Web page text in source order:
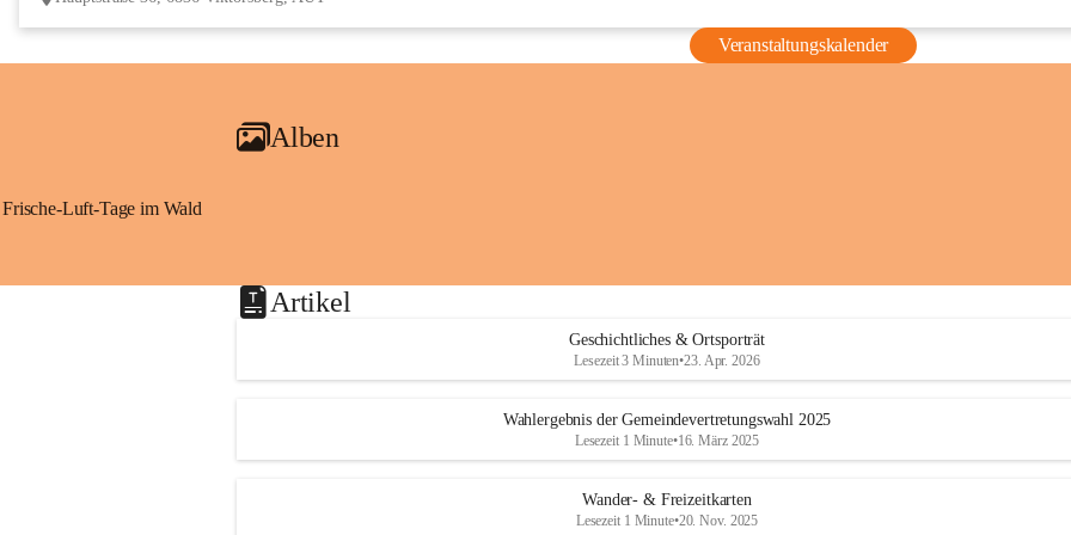
Veranstaltungskalender
Alben
Frische-Luft-Tage im Wald
Artikel
Geschichtliches & Ortsporträt
Lesezeit 3 Minuten•23. Apr. 2026
Wahlergebnis der Gemeindevertretungswahl 2025
Lesezeit 1 Minute•16. März 2025
Wander- & Freizeitkarten
Lesezeit 1 Minute•20. Nov. 2025